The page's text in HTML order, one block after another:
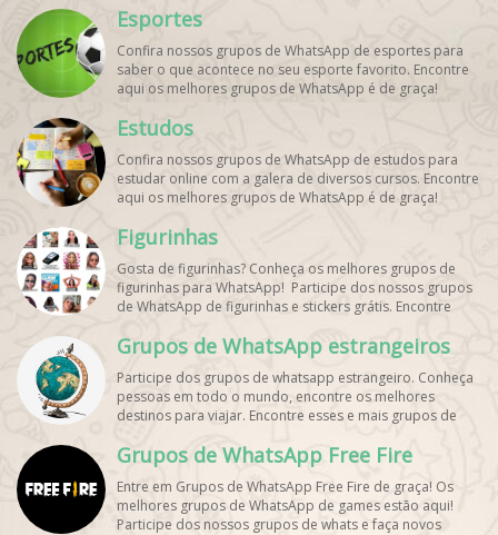
Esportes
Confira nossos grupos de WhatsApp de esportes para
saber o que acontece no seu esporte favorito. Encontre
aqui os melhores grupos de WhatsApp é de graça!
Estudos
Confira nossos grupos de WhatsApp de estudos para
estudar online com a galera de diversos cursos. Encontre
aqui os melhores grupos de WhatsApp é de graça!
Figurinhas
Gosta de figurinhas? Conheça os melhores grupos de
figurinhas para WhatsApp! Participe dos nossos grupos
de WhatsApp de figurinhas e stickers grátis. Encontre
perfil!
Grupos de WhatsApp estrangeiros
Participe dos grupos de whatsapp estrangeiro. Conheça
pessoas em todo o mundo, encontre os melhores
destinos para viajar. Encontre esses e mais grupos de
Grupos de WhatsApp Free Fire
Entre em Grupos de WhatsApp Free Fire de graça! Os
melhores grupos de WhatsApp de games estão aqui!
Participe dos nossos grupos de whats e faça novos